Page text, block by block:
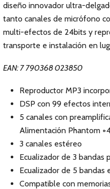
diseño innovador ultra-
tanto canales de micrófono
multi-efectos de 24bits y
transporte e instalación en
EAN: 7 790368 023850
Reproductor MP3
DSP con 99 efectos
5 canales con
Alimentación Phantom
3 canales estéreo
Ecualizador de 3 bandas
Ecualizador de 5 bandas
Compatible con